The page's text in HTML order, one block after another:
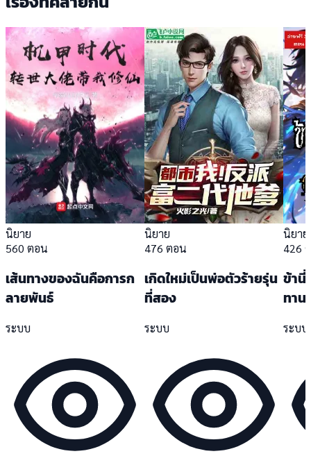
นิยาย
560 ตอน
เส้นทางของฉันคือการก
ลายพันธ์
ระบบ
นิยาย
476 ตอน
เกิดใหม่เป็นพ่อตัวร้ายรุ่น
ที่สอง
ระบบ
นิยาย
426
ข้านี่
ทาน
ระบบ